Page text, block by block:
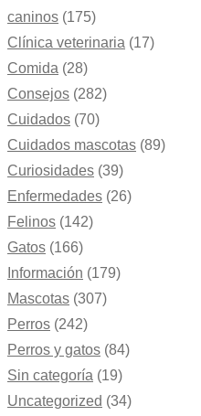
caninos (175)
Clínica veterinaria (17)
Comida (28)
Consejos (282)
Cuidados (70)
Cuidados mascotas (89)
Curiosidades (39)
Enfermedades (26)
Felinos (142)
Gatos (166)
Información (179)
Mascotas (307)
Perros (242)
Perros y gatos (84)
Sin categoría (19)
Uncategorized (34)